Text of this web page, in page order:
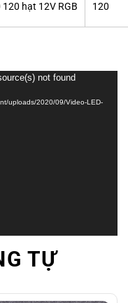
120 hạt 12V RGB 120
not found
uploads/2020/09/Video-LED-
TỰ